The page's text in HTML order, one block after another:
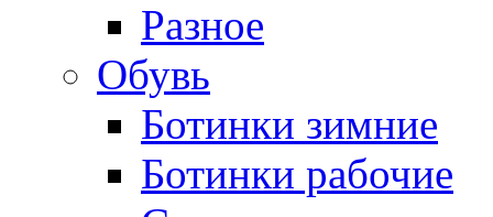
Разное
Обувь
Ботинки зимние
Ботинки рабочие